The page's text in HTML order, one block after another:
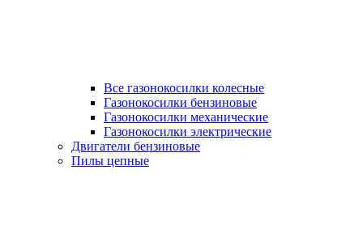
Все газонокосилки колесные
Газонокосилки бензиновые
Газонокосилки механические
Газонокосилки электрические
Двигатели бензиновые
Пилы цепные